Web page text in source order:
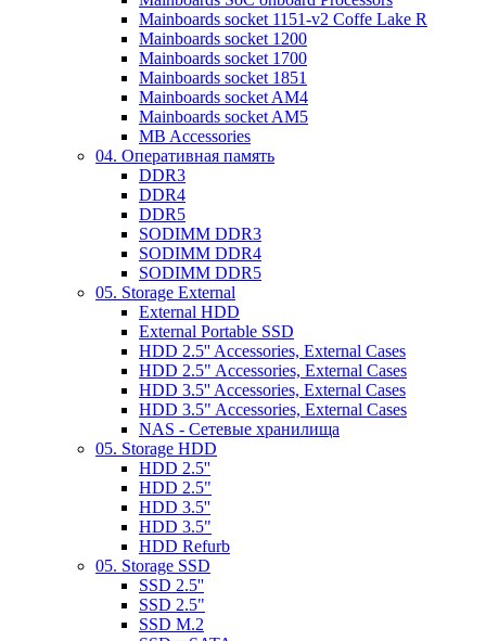
Mainboards socket 1151-v2 Coffe Lake R
Mainboards socket 1200
Mainboards socket 1700
Mainboards socket 1851
Mainboards socket AM4
Mainboards socket AM5
MB Accessories
04. Оперативная память
DDR3
DDR4
DDR5
SODIMM DDR3
SODIMM DDR4
SODIMM DDR5
05. Storage External
External HDD
External Portable SSD
HDD 2.5'' Accessories, External Cases
HDD 2.5" Accessories, External Cases
HDD 3.5'' Accessories, External Cases
HDD 3.5" Accessories, External Cases
NAS - Сетевые хранилища
05. Storage HDD
HDD 2.5''
HDD 2.5"
HDD 3.5''
HDD 3.5"
HDD Refurb
05. Storage SSD
SSD 2.5''
SSD 2.5"
SSD M.2